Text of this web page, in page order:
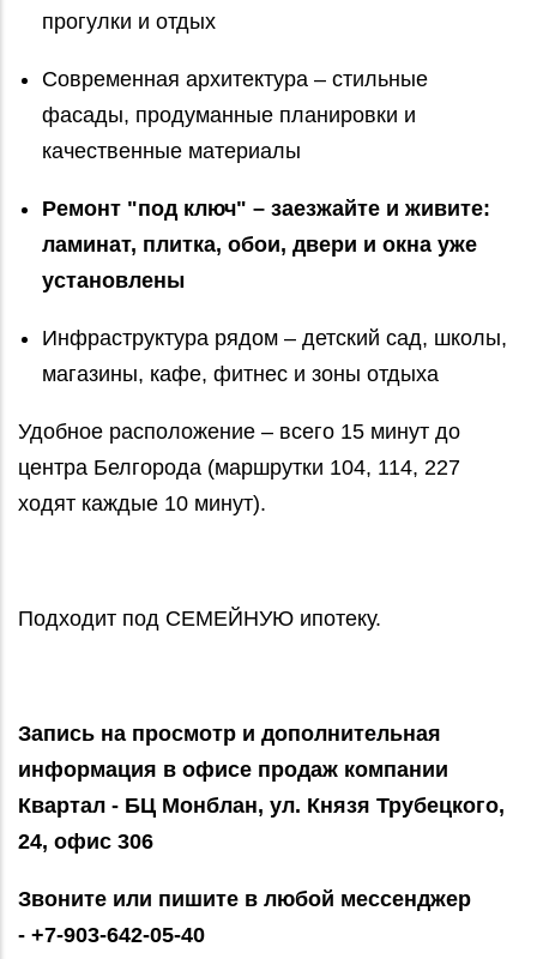
прогулки и отдых
Современная архитектура – стильные
фасады, продуманные планировки и
качественные материалы
Ремонт "под ключ" – заезжайте и живите:
ламинат, плитка, обои, двери и окна уже
установлены
Инфраструктура рядом – детский сад, школы,
магазины, кафе, фитнес и зоны отдыха
Удобное расположение – всего 15 минут до
центра Белгорода (маршрутки 104, 114, 227
ходят каждые 10 минут).
Подходит под СЕМЕЙНУЮ ипотеку.
Запись на просмотр и дополнительная
информация в офисе продаж компании
Квартал - БЦ Монблан, ул. Князя Трубецкого,
24, офис 306
Звоните или пишите в любой мессенджер
- +7-903-642-05-40